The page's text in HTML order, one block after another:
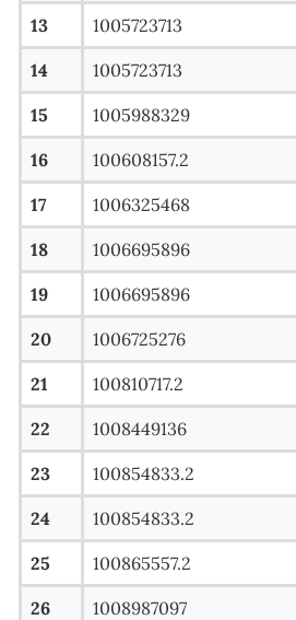
13 1005723713
14 1005723713
15 1005988329
16 100608157.2
17 1006325468
18 1006695896
19 1006695896
20 1006725276
21 100810717.2
22 1008449136
23 100854833.2
24 100854833.2
25 100865557.2
26 1008987097